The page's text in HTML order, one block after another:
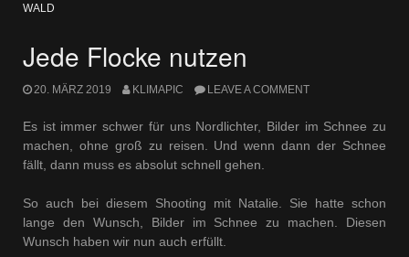
WALD
Jede Flocke nutzen
20. MÄRZ 2019 KLIMAPIC LEAVE A COMMENT
Es ist immer schwer für uns Nordlichter, Bilder im Schnee zu
machen, ohne groß zu reisen. Und wenn dann der Schnee
fällt, dann muss es absolut schnell gehen.
So auch bei diesem Shooting mit Natalie. Sie hatte schon
lange den Wunsch, Bilder im Schnee zu machen. Diesen
Wunsch haben wir nun auch erfüllt.